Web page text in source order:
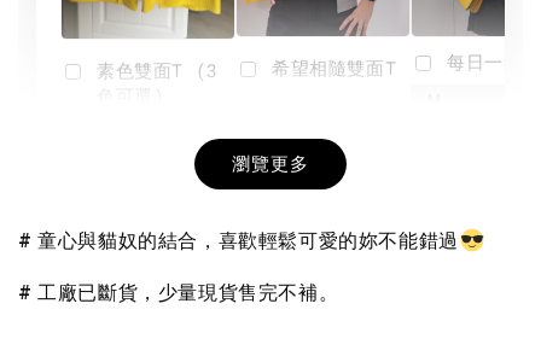
素色雙面T (3
+
希望相隨雙面T
NT$ 190
-
每日一笑
瀏覽更多
# 童心與貓奴的結合，喜歡輕鬆可愛的妳不能錯過
# 工廠已斷貨，少量現貨售完不補。